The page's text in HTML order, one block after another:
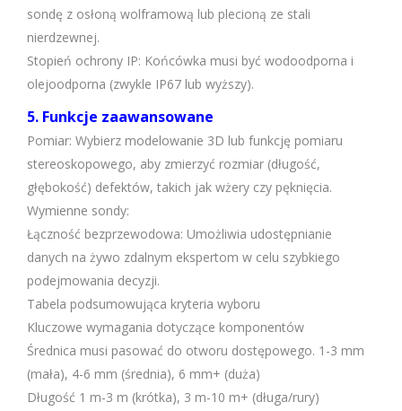
sondę z osłoną wolframową lub plecioną ze stali
nierdzewnej.
Stopień ochrony IP: Końcówka musi być wodoodporna i
olejoodporna (zwykle IP67 lub wyższy).
5. Funkcje zaawansowane
Pomiar: Wybierz modelowanie 3D lub funkcję pomiaru
stereoskopowego, aby zmierzyć rozmiar (długość,
głębokość) defektów, takich jak wżery czy pęknięcia.
Wymienne sondy:
Łączność bezprzewodowa: Umożliwia udostępnianie
danych na żywo zdalnym ekspertom w celu szybkiego
podejmowania decyzji.
Tabela podsumowująca kryteria wyboru
Kluczowe wymagania dotyczące komponentów
Średnica musi pasować do otworu dostępowego. 1-3 mm
(mała), 4-6 mm (średnia), 6 mm+ (duża)
Długość 1 m-3 m (krótka), 3 m-10 m+ (długa/rury)